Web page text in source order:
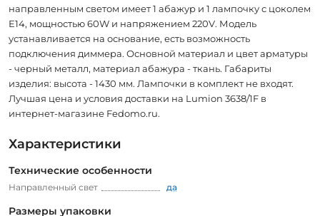
направленным светом имеет 1 абажур и 1 лампочку с цоколем
E14, мощностью 60W и напряжением 220V. Модель
устанавливается на основание, есть возможность
подключения диммера. Основной материал и цвет арматуры
- черный металл, материал абажура - ткань. Габариты
изделия: высота - 1430 мм. Лампочки в комплект не входят.
Лучшая цена и условия доставки на Lumion 3638/1F в
интернет-магазине Fedomo.ru.
Характеристики
Технические особенности
Направленный свет да
Размеры упаковки